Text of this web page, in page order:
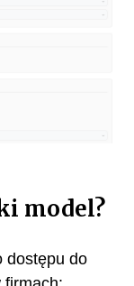
model?
dostępu do